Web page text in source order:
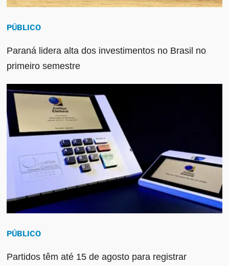
PÚBLICO
Paraná lidera alta dos investimentos no Brasil no
primeiro semestre
PÚBLICO
Partidos têm até 15 de agosto para registrar